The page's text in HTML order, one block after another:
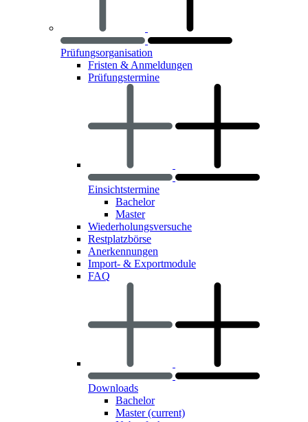
Prüfungsorganisation
Fristen & Anmeldungen
Prüfungstermine
Einsichtstermine
Bachelor
Master
Wiederholungsversuche
Restplatzbörse
Anerkennungen
Import- & Exportmodule
FAQ
Downloads
Bachelor
Master(current)